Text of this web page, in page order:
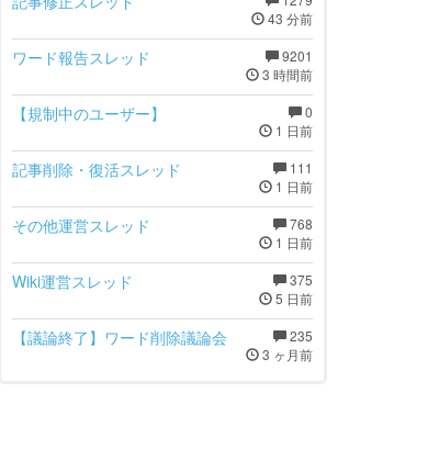
43 分前
9201
3 時間前
ワード報告スレッド
0
1 日前
【規制中のユーザー】
111
1 日前
記事削除・復活スレッド
768
1 日前
その他運営スレッド
375
5 日前
Wiki運営スレッド
235
3 ヶ月前
【議論終了】ワード削除議論会